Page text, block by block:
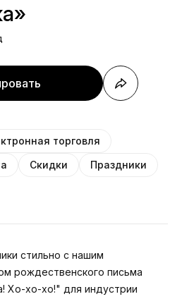
торговля
Скидки
Праздники
стильно с нашим
рождественского письма
Хо-хо-хо!" для индустрии